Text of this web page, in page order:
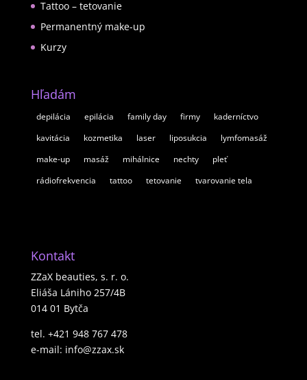
Tattoo – tetovanie
Permanentný make-up
Kurzy
Hľadám
depilácia epilácia family day firmy
kaderníctvo
kavitácia
kozmetika laser liposukcia
lymfomasáž
make-up
masáž mihálnice nechty
pleť
rádiofrekvencia
tattoo tetovanie tvarovanie tela
Kontakt
ZZaX beauties, s. r. o.
Eliáša Lániho 257/4B
014 01 Bytča
tel. +421 948 767 478
e-mail: info@zzax.sk